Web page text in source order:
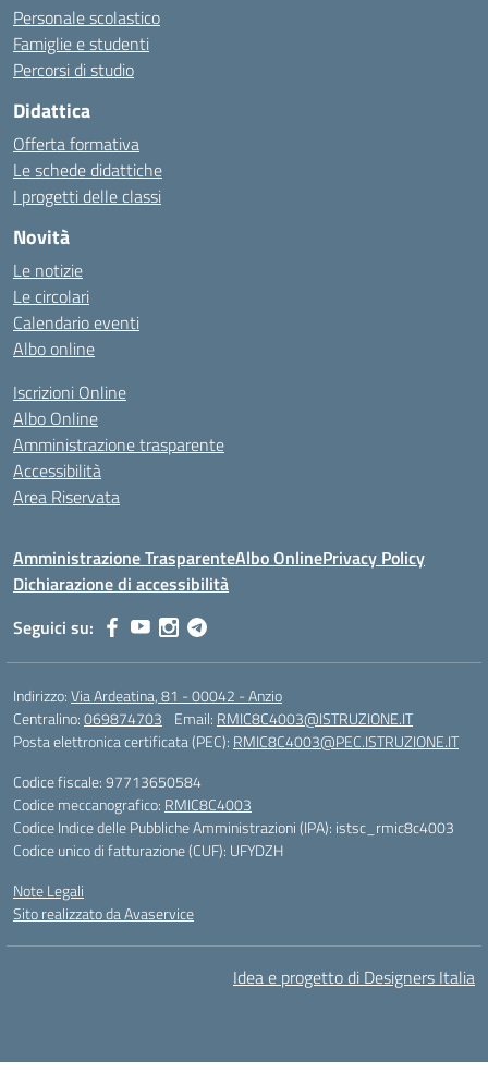
Personale scolastico
Famiglie e studenti
Percorsi di studio
Didattica
Offerta formativa
Le schede didattiche
I progetti delle classi
Novità
Le notizie
Le circolari
Calendario eventi
Albo online
Iscrizioni Online
Albo Online
Amministrazione trasparente
Accessibilità
Area Riservata
Amministrazione TrasparenteAlbo OnlinePrivacy Policy
Dichiarazione di accessibilità
Seguici su:
Indirizzo:Via Ardeatina, 81 - 00042 - Anzio
Centralino:069874703 Email: RMIC8C4003@ISTRUZIONE.IT
Posta elettronica certificata (PEC): RMIC8C4003@PEC.ISTRUZIONE.IT
Codice fiscale: 97713650584
Codice meccanografico: RMIC8C4003
Codice Indice delle Pubbliche Amministrazioni (IPA): istsc_rmic8c4003
Codice unico di fatturazione (CUF): UFYDZH
Note Legali
Sito realizzato da Avaservice
Idea e progetto di Designers Italia